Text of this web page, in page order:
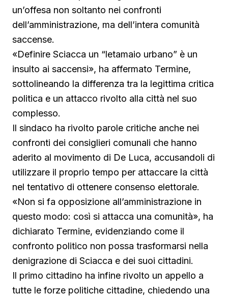
un’offesa non soltanto nei confronti
dell’amministrazione, ma dell’intera comunità
saccense.
«Definire Sciacca un “letamaio urbano” è un
insulto ai saccensi», ha affermato Termine,
sottolineando la differenza tra la legittima critica
politica e un attacco rivolto alla città nel suo
complesso.
Il sindaco ha rivolto parole critiche anche nei
confronti dei consiglieri comunali che hanno
aderito al movimento di De Luca, accusandoli di
utilizzare il proprio tempo per attaccare la città
nel tentativo di ottenere consenso elettorale.
«Non si fa opposizione all’amministrazione in
questo modo: così si attacca una comunità», ha
dichiarato Termine, evidenziando come il
confronto politico non possa trasformarsi nella
denigrazione di Sciacca e dei suoi cittadini.
Il primo cittadino ha infine rivolto un appello a
tutte le forze politiche cittadine, chiedendo una